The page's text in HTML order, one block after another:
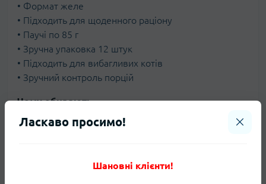
• Формат желе
• Підходить для щоденного раціону
• Паучі по 85 г
• Зручна упаковка 12 штук
• Підходить для вибагливих котів
• Зручний контроль порцій
Чому обирають
• Часто обирають для купівлі корму для
стерилізованих котів
Ласкаво просимо!
Шановні клієнти!